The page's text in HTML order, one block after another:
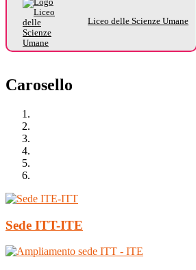
Liceo delle Scienze Umane
Carosello
Sede ITT-ITE